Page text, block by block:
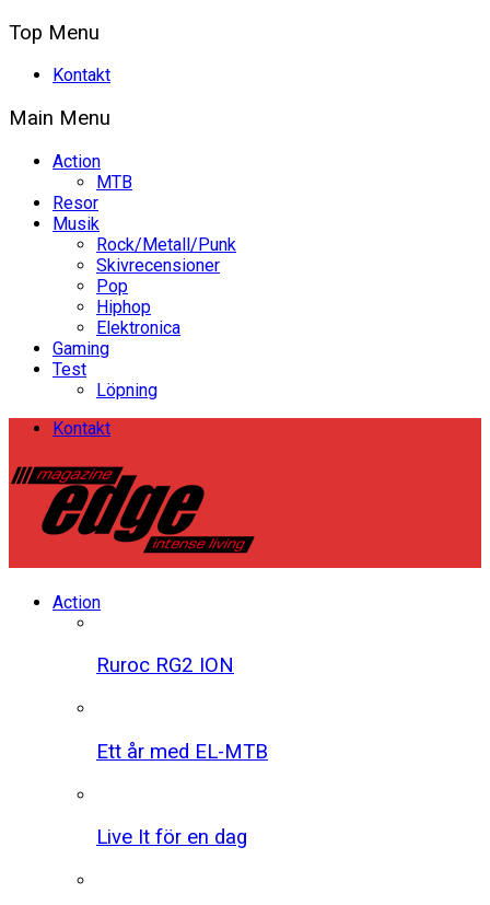
Top Menu
Kontakt
Main Menu
Action
MTB
Resor
Musik
Rock/Metall/Punk
Skivrecensioner
Pop
Hiphop
Elektronica
Gaming
Test
Löpning
Kontakt
Action
Ruroc RG2 ION
Ett år med EL-MTB
Live It för en dag